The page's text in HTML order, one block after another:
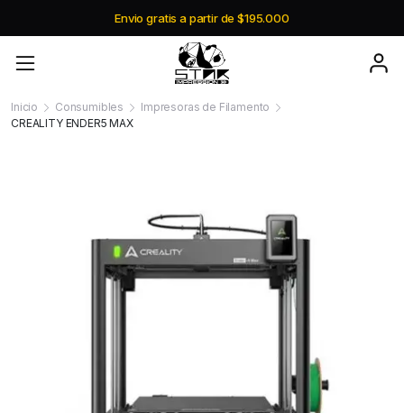
Envio gratis a partir de $195.000
Inicio Consumibles
Impresoras de Filamento
CREALITY ENDER5 MAX